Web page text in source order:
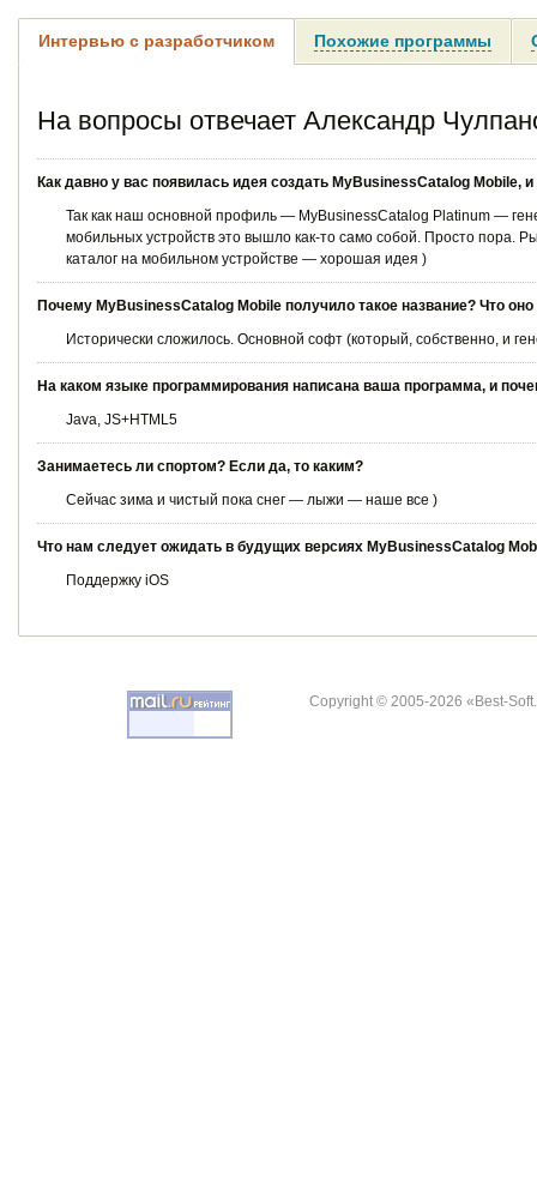
Интервью с разработчиком Похожие программы
На вопросы отвечает Александр
Как давно у вас появилась идея создать MyBusinessCatalog
Так как наш основной профиль — MyBusinessCatalog Platinum —
мобильных устройств это вышло как-то само собой. Просто пора.
каталог на мобильном устройстве — хорошая идея )
Почему MyBusinessCatalog Mobile получило такое название? Что оно
Исторически сложилось. Основной софт (который, собственно, и
На каком языке программирования написана ваша программа, и
Java, JS+HTML5
Занимаетесь ли спортом? Если да, то каким?
Сейчас зима и чистый пока снег — лыжи — наше все )
Что нам следует ожидать в будущих версиях MyBusinessCatalog
Поддержку iOS
Copyright © 2005-2026 «Best-